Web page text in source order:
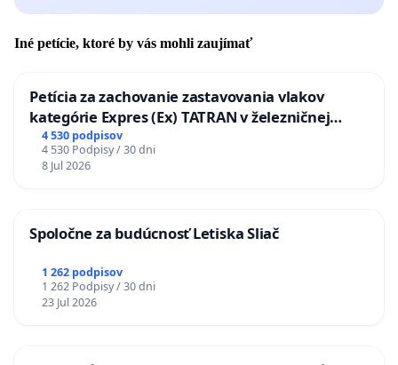
Iné petície, ktoré by vás mohli zaujímať
Petícia za zachovanie zastavovania vlakov
kategórie Expres (Ex) TATRAN v železničnej
stanici Púchov
4 530 podpisov
4 530 Podpisy / 30 dni
8 Jul 2026
Spoločne za budúcnosť Letiska Sliač
1 262 podpisov
1 262 Podpisy / 30 dni
23 Jul 2026